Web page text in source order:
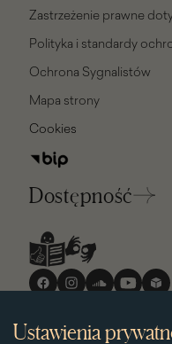
Ustawienia
Zastrzeżenie prawne
Polityka i standardy
Ochrona Sygnalistów
Mapa strony
Cookies
Dostępność
Media
społecznościowe